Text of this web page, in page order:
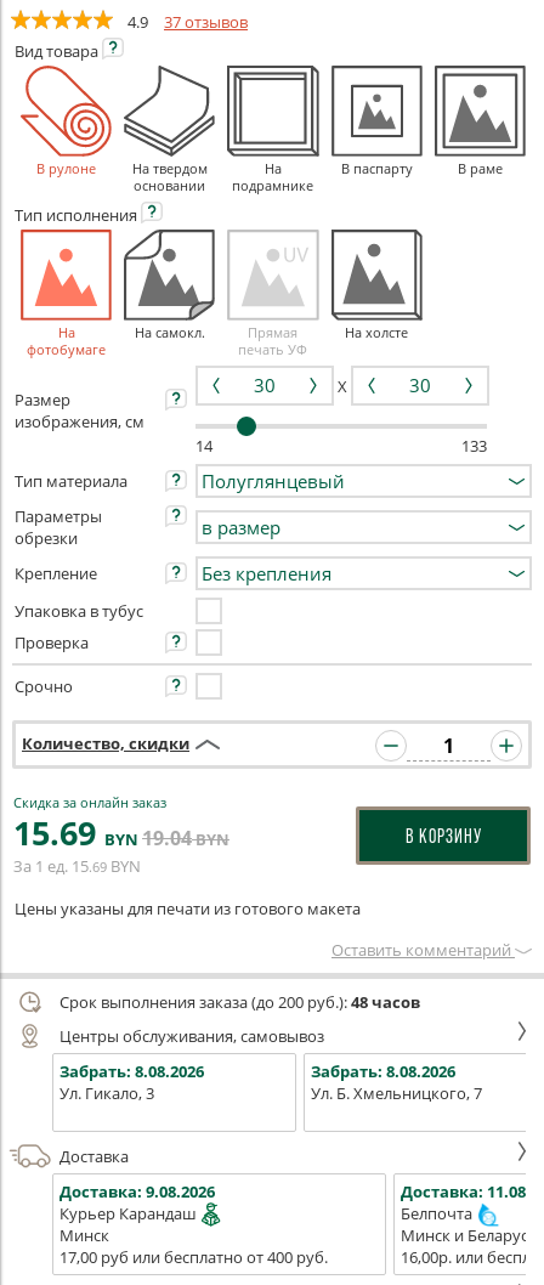
4.9
37 отзывов
Видтовара
В рулоне
На твердом
основании
На
подрамнике
В паспарту В раме
Тип исполнения
На
фотобумаге
На самокл.
Прямая
печать УФ
На холсте
Размер
изображения, см
X
14
133
Тип материала
Параметры
обрезки
Крепление
Упаковка в тубус
Проверка
Срочно
Количество, скидки
Скидка за онлайн заказ
15.69 BYN 19.04BYN
За 1 ед. 15.69 BYN
В КОРЗИНУ
Цены указаны для печати из готового макета
Оставить комментарий
Срок выполнения заказа (до 200 руб.):48 часов
Центры обслуживания, самовывоз
Забрать: 8.08.2026
Ул. Гикало, 3
Забрать: 8.08.2026
Ул. Б. Хмельницкого, 7
Доставка
Доставка: 9.08.2026
Курьер Карандаш
Минск
17,00 руб или бесплатно от 400 руб.
Доставка:
Белпочта
Минск и Беларусь
16,00р. или